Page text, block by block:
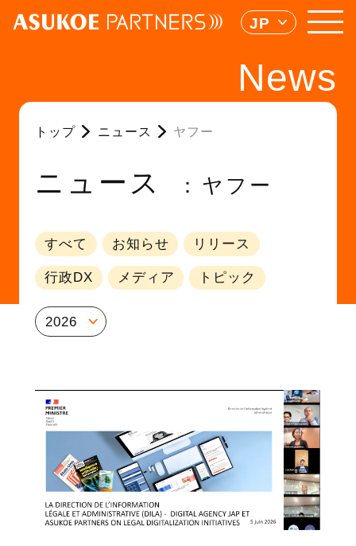
JP
News
トップ ニュース ヤフー
ニュース ヤフー
すべて お知らせ リリース
行政DX メディア トピック
2026